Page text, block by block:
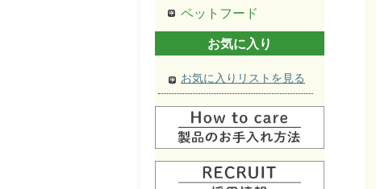
ペットフード
お気に入り
お気に入りリストを見る